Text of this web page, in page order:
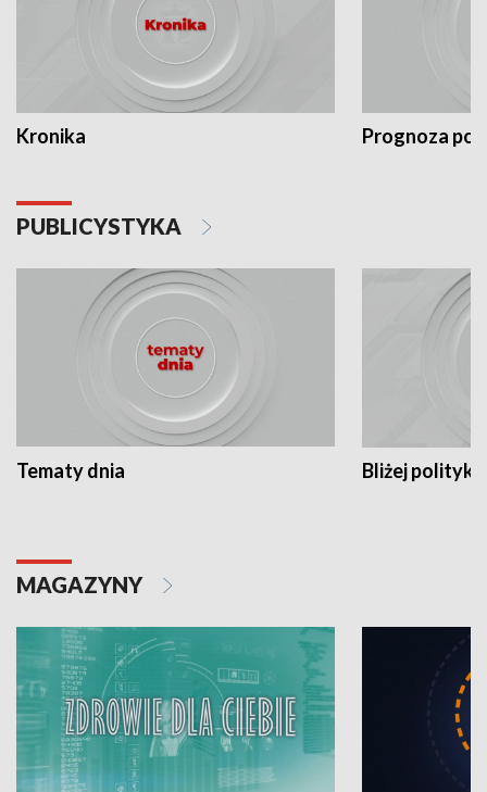
Kronika Prognoza
PUBLICYSTYKA
Tematy dnia Bliżej polityki
MAGAZYNY